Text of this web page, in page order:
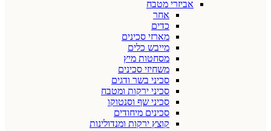
אביזרי מטבח
אחר
כדים
מארזי סכינים
מייבש כלים
מסחטות מיץ
משחיזי סכינים
סכיני בשר ודגים
סכיני ירקות ומטבח
סכיני שף וסנטוקו
סכינים מיחודים
קוצץ ירקות ומנדולינות